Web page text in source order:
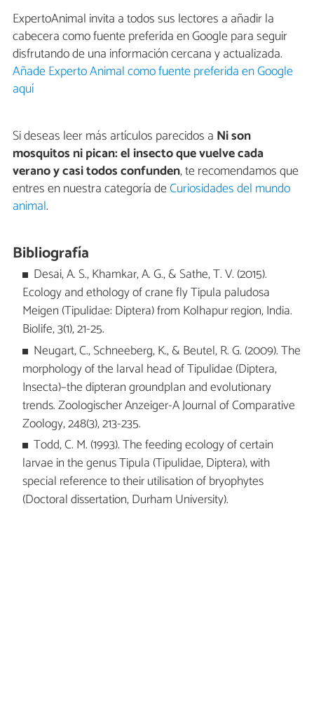
ExpertoAnimal invita a todos sus lectores a añadir la
cabecera como fuente preferida en Google para seguir
disfrutando de una información cercana y actualizada.
Añade Experto Animal como fuente preferida en Google
aquí
Si deseas leer más artículos parecidos a Ni son
mosquitos ni pican: el insecto que vuelve cada
verano y casi todos confunden, te recomendamos que
entres en nuestra categoría deCuriosidades del mundo
animal.
Bibliografía
Desai, A. S., Khamkar, A. G., & Sathe, T. V. (2015).
Ecology and ethology of crane fly Tipula paludosa
Meigen (Tipulidae: Diptera) from Kolhapur region, India.
Biolife, 3(1), 21-25.
Neugart, C., Schneeberg, K., & Beutel, R. G. (2009). The
morphology of the larval head of Tipulidae (Diptera,
Insecta)–the dipteran groundplan and evolutionary
trends. Zoologischer Anzeiger-A Journal of Comparative
Zoology, 248(3), 213-235.
Todd, C. M. (1993). The feeding ecology of certain
larvae in the genus Tipula (Tipulidae, Diptera), with
special reference to their utilisation of bryophytes
(Doctoral dissertation, Durham University).